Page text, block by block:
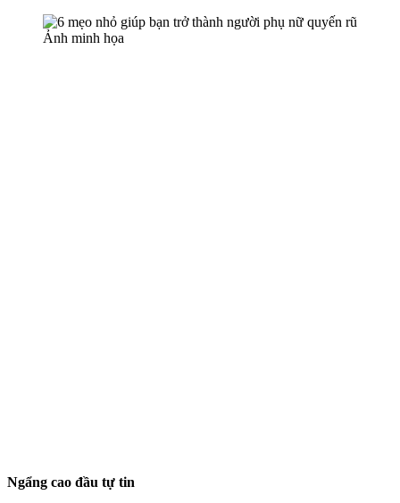
Ảnh minh họa
Ngẩng cao đầu tự tin